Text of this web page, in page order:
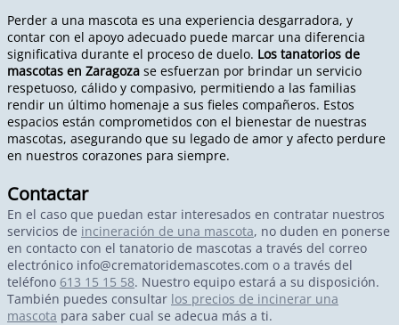
Perder a una mascota es una experiencia desgarradora, y
contar con el apoyo adecuado puede marcar una diferencia
significativa durante el proceso de duelo. Los tanatorios de
mascotas en Zaragoza se esfuerzan por brindar un servicio
respetuoso, cálido y compasivo, permitiendo a las familias
rendir un último homenaje a sus fieles compañeros. Estos
espacios están comprometidos con el bienestar de nuestras
mascotas, asegurando que su legado de amor y afecto perdure
en nuestros corazones para siempre.
Contactar
En el caso que puedan estar interesados en contratar nuestros
servicios de incineración de una mascota, no duden en ponerse
en contacto con el tanatorio de mascotas a través del correo
electrónico info@crematoridemascotes.com o a través del
teléfono 613 15 15 58. Nuestro equipo estará a su disposición.
También puedes consultar los precios de incinerar una
mascota para saber cual se adecua más a ti.